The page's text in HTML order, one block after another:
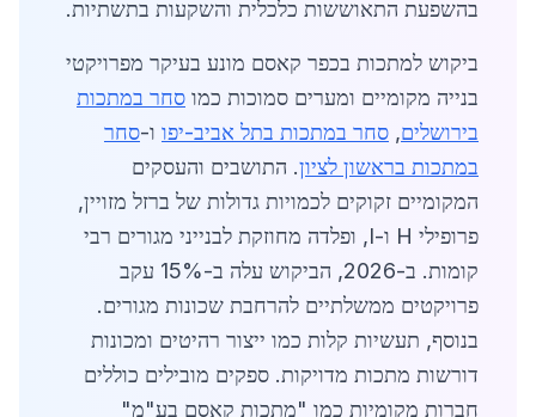
בהשפעת התאוששות כלכלית והשקעות בתשתיות.
ביקוש למתכות בכפר קאסם מונע בעיקר מפרויקטי
בנייה מקומיים ומערים סמוכות כמו סחר במתכות
בירושלים, סחר במתכות בתל אביב-יפו ו-סחר
במתכות בראשון לציון. התושבים והעסקים
המקומיים זקוקים לכמויות גדולות של ברזל מזויין,
פרופילי H ו-I, ופלדה מחוזקת לבנייני מגורים רבי
קומות. ב-2026, הביקוש עלה ב-15% עקב
פרויקטים ממשלתיים להרחבת שכונות מגורים.
בנוסף, תעשיות קלות כמו ייצור רהיטים ומכונות
דורשות מתכות מדויקות. ספקים מובילים כוללים
חברות מקומיות כמו "מתכות קאסם בע"מ"